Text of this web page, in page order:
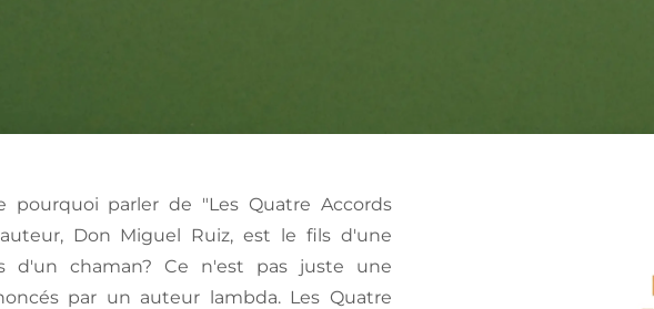
parler de "Les Quatre Accords
Don Miguel Ruiz, est le fils d'une
d'un chaman? Ce n'est pas juste une
par un auteur lambda. Les Quatre